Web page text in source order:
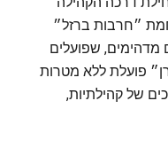
״חרבות ברזל״
מ-1500 פעילים מדהימים, שפועלים
פועלת ללא מטרות
של קהילתיות,